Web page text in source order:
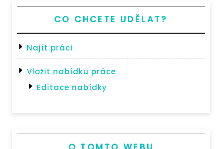
CO CHCETE UDĚLAT?
Najít práci
Vložit nabídku práce
Editace nabídky